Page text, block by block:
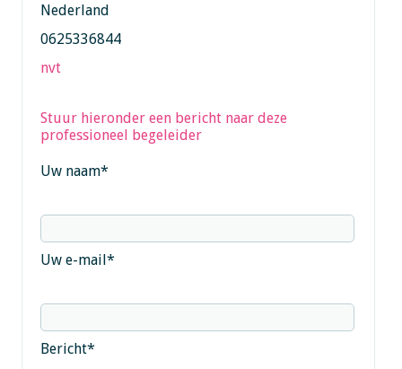
Nederland
0625336844
nvt
Stuur hieronder een bericht naar deze
professioneel begeleider
Uw naam*
Uw e-mail*
Bericht*